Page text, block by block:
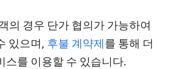
의 경우 단가 협의가 가능하여
있으며, 후불 계약제를 통해 더
스를 이용할 수 있습니다.